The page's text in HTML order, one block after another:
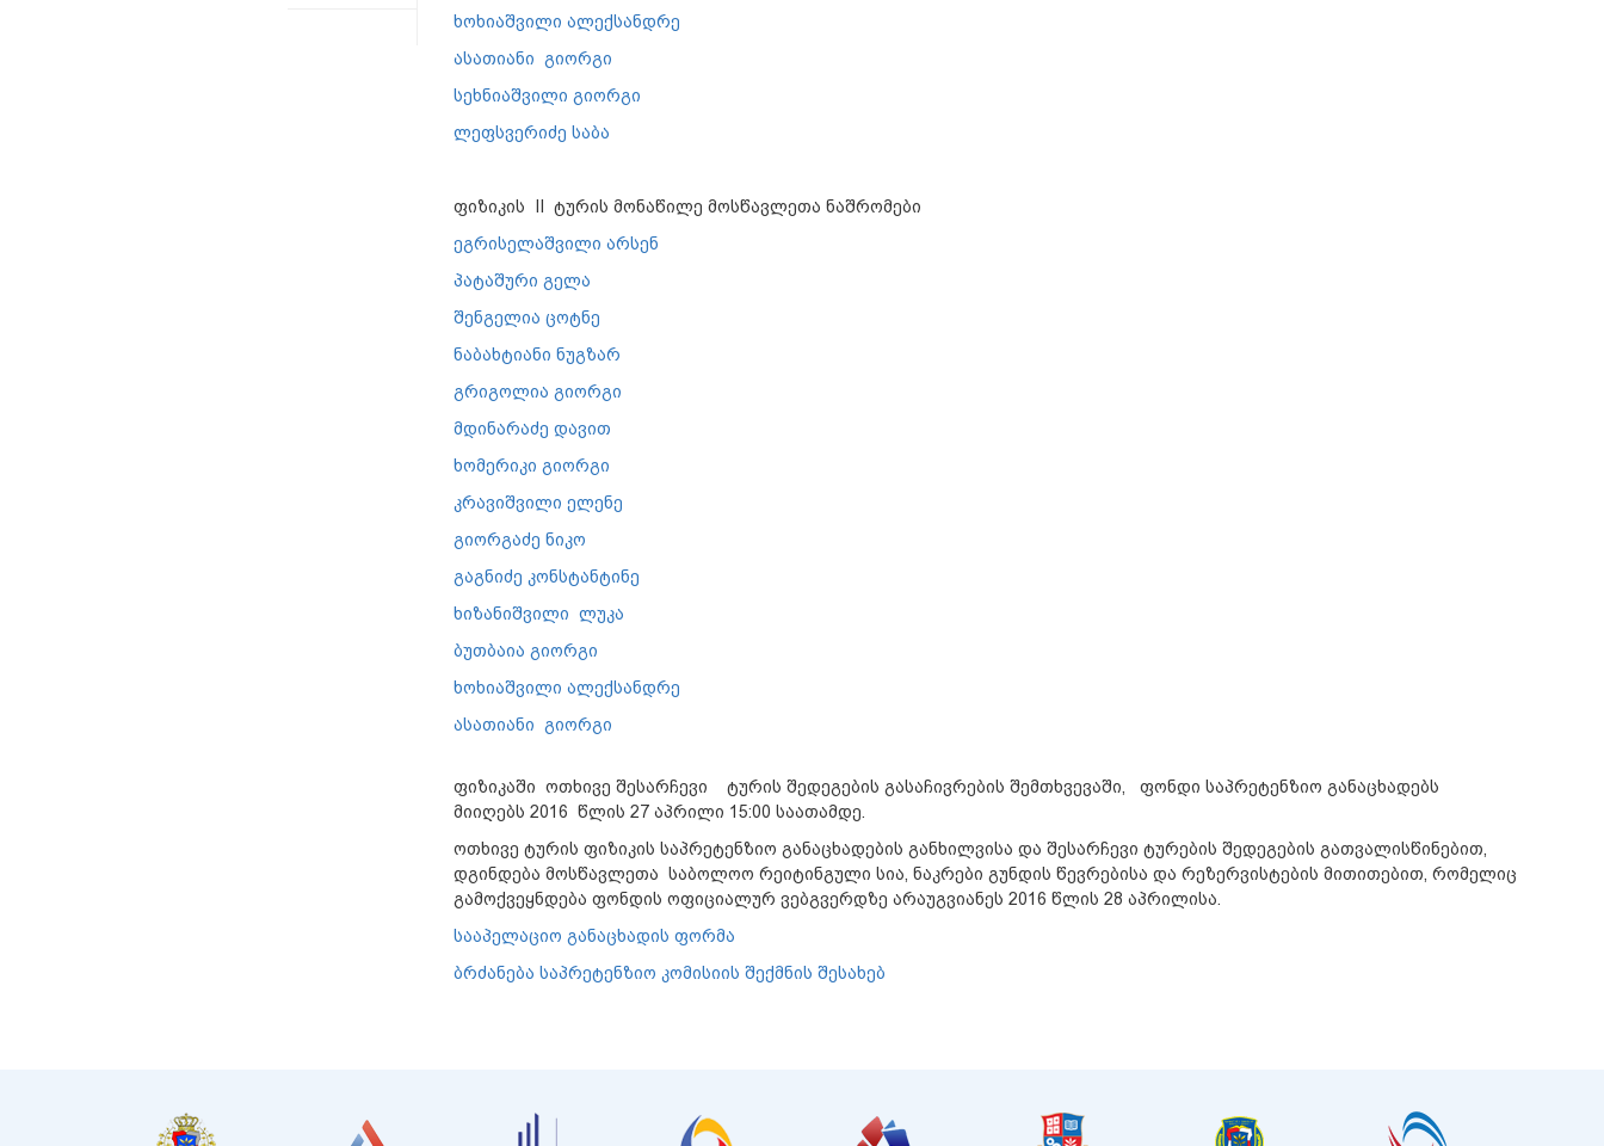
ხოხიაშვილი ალექსანდრე
ასათიანი გიორგი
სეხნიაშვილი გიორგი
ლეფსვერიძე საბა
ფიზიკის II ტურის მონაწილე მოსწავლეთა ნაშრომები
ეგრისელაშვილი არსენ
პატაშური გელა
შენგელია ცოტნე
ნაბახტიანი ნუგზარ
გრიგოლია გიორგი
მდინარაძე დავით
ხომერიკი გიორგი
კრავიშვილი ელენე
გიორგაძე ნიკო
გაგნიძე კონსტანტინე
ხიზანიშვილი ლუკა
ბუთბაია გიორგი
ხოხიაშვილი ალექსანდრე
ასათიანი გიორგი
ფიზიკაში ოთხივე შესარჩევი ტურის შედეგების გასაჩივრების შემთხვევაში, ფონდი საპრეტენზიო განაცხადებს
მიიღებს 2016 წლის 27 აპრილი 15:00 საათამდე.
ოთხივე ტურის ფიზიკის საპრეტენზიო განაცხადების განხილვისა და შესარჩევი ტურების შედეგების გათვალისწინებით,
დგინდება მოსწავლეთა საბოლოო რეიტინგული სია, ნაკრები გუნდის წევრებისა და რეზერვისტების მითითებით, რომელიც
გამოქვეყნდება ფონდის ოფიციალურ ვებგვერდზე არაუგვიანეს 2016 წლის 28 აპრილისა.
სააპელაციო განაცხადის ფორმა
ბრძანება საპრეტენზიო კომისიის შექმნის შესახებ